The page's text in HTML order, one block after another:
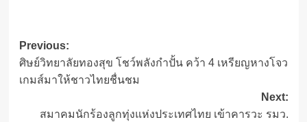
Post
navigation
Previous:
ศิษย์วิทยาลัยทองสุข โชว์พลังกำปั้น คว้า 4 เหรียญหางโจว
เกมส์มาให้ชาวไทยชื่นชม
Next:
สมาคมนักร้องลูกทุ่งแห่งประเทศไทย เข้าคารวะ รมว.